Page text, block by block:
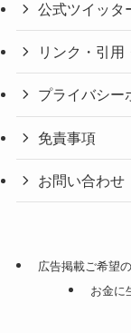
公式ツイッタ
リンク・引用
プライバシー
免責事項
お問い合わせ
広告掲載ご希望
お金に